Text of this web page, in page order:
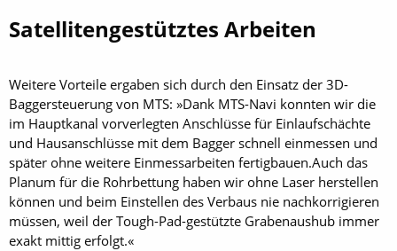
Satellitengestütztes Arbeiten
Weitere Vorteile ergaben sich durch den Einsatz der 3D-
Baggersteuerung von MTS: »Dank MTS-Navi konnten wir die
im Hauptkanal vorverlegten Anschlüsse für Einlaufschächte
und Hausanschlüsse mit dem Bagger schnell einmessen und
später ohne weitere Einmessarbeiten fertigbauen.Auch das
Planum für die Rohrbettung haben wir ohne Laser herstellen
können und beim Einstellen des Verbaus nie nachkorrigieren
müssen, weil der Tough-Pad-gestützte Grabenaushub immer
exakt mittig erfolgt.«